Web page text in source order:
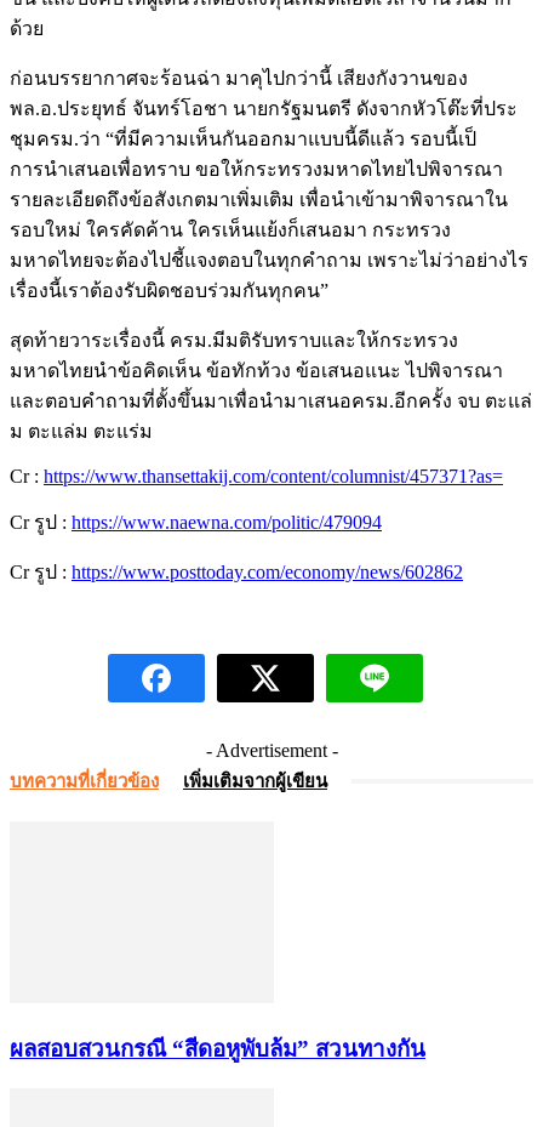
ด้วย
ก่อนบรรยากาศจะร้อนฉ่า มาคุไปกว่านี้ เสียงกังวานของ
พล.อ.ประยุทธ์ จันทร์โอชา นายกรัฐมนตรี ดังจากหัวโต๊ะที่ประ
ชุมครม.ว่า “ที่มีความเห็นกันออกมาแบบนี้ดีแล้ว รอบนี้เป็
การนำเสนอเพื่อทราบ ขอให้กระทรวงมหาดไทยไปพิจารณา
รายละเอียดถึงข้อสังเกตมาเพิ่มเติม เพื่อนำเข้ามาพิจารณาใน
รอบใหม่ ใครคัดค้าน ใครเห็นแย้งก็เสนอมา กระทรวง
มหาดไทยจะต้องไปชี้แจงตอบในทุกคำถาม เพราะไม่ว่าอย่างไร
เรื่องนี้เราต้องรับผิดชอบร่วมกันทุกคน”
สุดท้ายวาระเรื่องนี้ ครม.มีมติรับทราบและให้กระทรวง
มหาดไทยนำข้อคิดเห็น ข้อทักท้วง ข้อเสนอแนะ ไปพิจารณา
และตอบคำถามที่ตั้งขึ้นมาเพื่อนำมาเสนอครม.อีกครั้ง จบ ตะแล่
ม ตะแล่ม ตะแร่ม
Cr : https://www.thansettakij.com/content/columnist/457371?as=
Cr รูป : https://www.naewna.com/politic/479094
Cr รูป : https://www.posttoday.com/economy/news/602862
- Advertisement -
บทความที่เกี่ยวข้อง เพิ่มเติมจากผู้เขียน
ผลสอบสวนกรณี “สีดอหูพับล้ม” สวนทางกัน